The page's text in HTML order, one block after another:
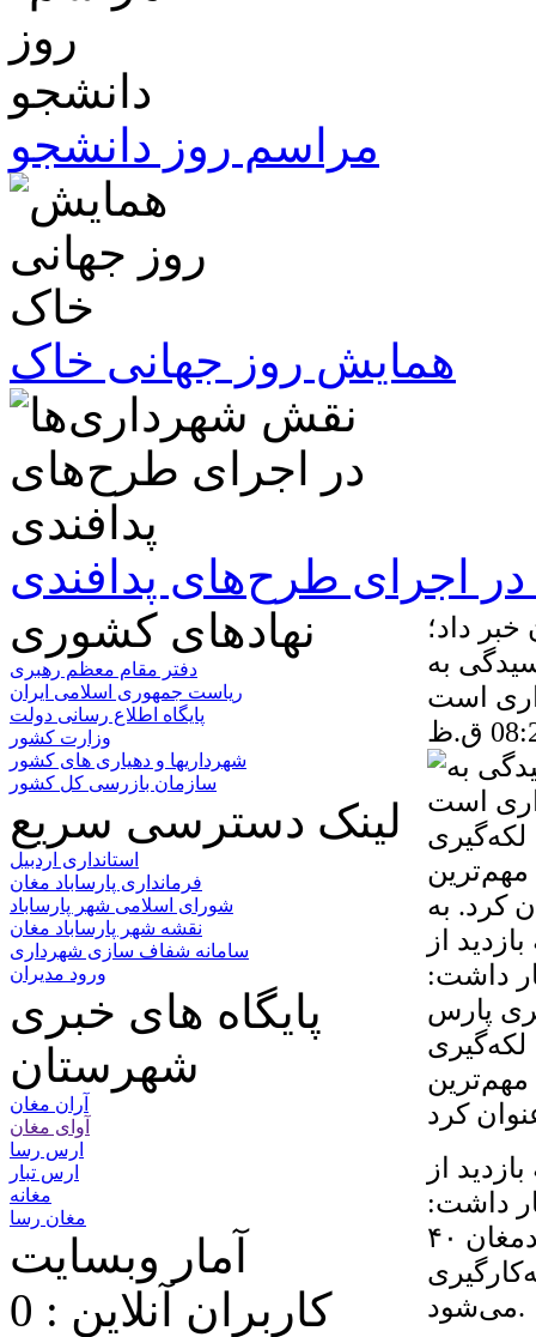
مراسم روز دانشجو
همایش روز جهانی خاک
اجرای طرح‌های پدافندی
داد؛
رسیدگی به
است
لکه‌گیری
کرد. به
از
داشت:
لکه‌گیری
از
داشت:
امسال برای بهسازی خیابانها و معابر شهری پارس آبادمغان ۴۰
می‌شود.
نهادهای کشوری
دفتر مقام معظم رهبری
ریاست جمهوری اسلامی ایران
پایگاه اطلاع رسانی دولت
وزارت کشور
شهرداریها و دهیاری های کشور
سازمان بازرسی کل کشور
لینک دسترسی سریع
استانداری اردبیل
فرمانداری پارساباد مغان
شورای اسلامی شهر پارساباد
نقشه شهر پارساباد مغان
سامانه شفاف سازی شهرداری
ورود مدیران
پایگاه های خبری
شهرستان
آران مغان
آوای مغان
ارس رسا
ارس تبار
مغانه
مغان رسا
آمار وبسایت
کاربران آنلاین : 0